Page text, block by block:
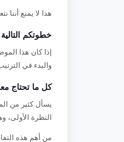
هذا لا يمنع أننا
خطوتكم التالية
إذا كان هذا
والبدء في
كل ما تحتاج
يسأل كثير من
النظرة الأولى،
من أهم هذه